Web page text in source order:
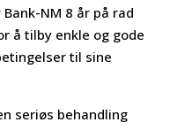
NM 8 år på rad
å tilby enkle og gode
til sine
seriøs behandling